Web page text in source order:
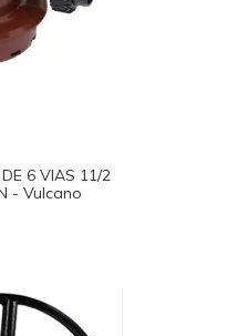
6 VIAS 11/2
- Vulcano